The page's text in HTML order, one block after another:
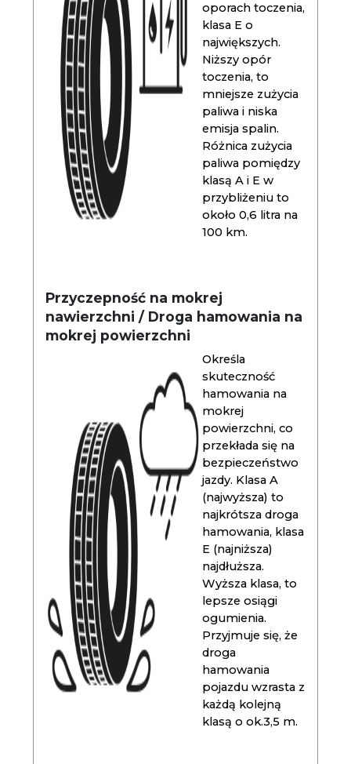
oporach toczenia,
klasa E o
największych.
Niższy opór
toczenia, to
mniejsze zużycia
paliwa i niska
emisja spalin.
Różnica zużycia
paliwa pomiędzy
klasą A i E w
przybliżeniu to
około 0,6 litra na
100 km.
Przyczepność na mokrej
nawierzchni / Droga hamowania na
mokrej powierzchni
Określa
skuteczność
hamowania na
mokrej
powierzchni, co
przekłada się na
bezpieczeństwo
jazdy. Klasa A
(najwyższa) to
najkrótsza droga
hamowania, klasa
E (najniższa)
najdłuższa.
Wyższa klasa, to
lepsze osiągi
ogumienia.
Przyjmuje się, że
droga
hamowania
pojazdu wzrasta z
każdą kolejną
klasą o ok.3,5 m.